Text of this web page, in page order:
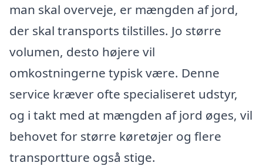
man skal overveje, er mængden af jord,
der skal transports tilstilles. Jo større
volumen, desto højere vil
omkostningerne typisk være. Denne
service kræver ofte specialiseret udstyr,
og i takt med at mængden af jord øges, vil
behovet for større køretøjer og flere
transportture også stige.